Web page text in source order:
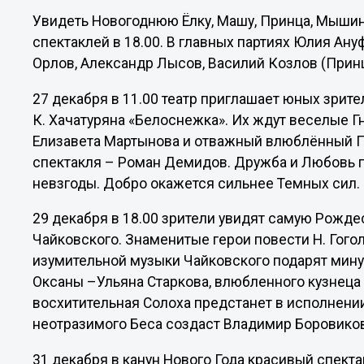
Увидеть Новогоднюю Ёлку, Машу, Принца,
спектаклей в 18.00. В главных партиях Юлия
Орлов, Александр Лысов, Василий Козлов
27 декабря в 11.00 театр приглашает юных
К. Хачатуряна «Белоснежка». Их ждут веселые
Елизавета Мартынова и отважный
спектакля – Роман Демидов. Дружба и Любовь
невзгоды. Добро окажется сильнее Темных сил.
29 декабря в 18.00 зрители увидят самую
Чайковского. Знаменитые герои повести Н.
изумительной музыки Чайковского подарят
Оксаны –Ульяна Старкова, влюбленного
восхитительная Солоха предстанет в
неотразимого Беса создаст Владимир
31 декабря в канун Нового Года красивый